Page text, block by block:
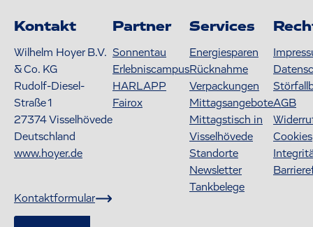
Kontakt
Wilhelm Hoyer B.V.
& Co. KG
Rudolf-Diesel-
Straße 1
27374Visselhövede
Deutschland
www.hoyer.de
Kontaktformular
Partner
Sonnentau
Erlebniscampus
HARLAPP
Fairox
Services
Energiesparen
Rücknahme
Verpackungen
Mittagsangebote
Mittagstisch in
Visselhövede
Standorte
Newsletter
Tankbelege
AGB
Cookies